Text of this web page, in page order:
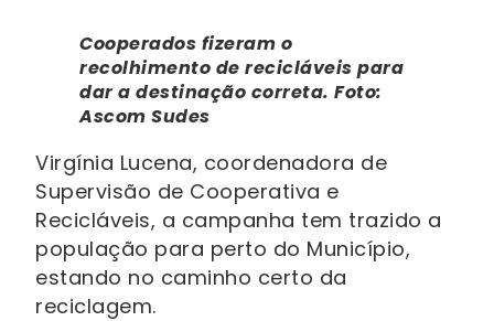
Cooperados fizeram o
recolhimento de recicláveis para
dar a destinação correta. Foto:
Ascom Sudes
Virgínia Lucena, coordenadora de
Supervisão de Cooperativa e
Recicláveis, a campanha tem trazido a
população para perto do Município,
estando no caminho certo da
reciclagem.